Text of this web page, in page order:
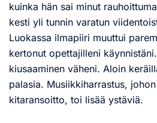
kuinka hän sai minut
kesti yli tunnin varatun
Luokassa ilmapiiri muuttui
kertonut opettajilleni
kiusaaminen väheni. Aloin
palasia. Musiikkiharrastus,
kitaransoitto, toi lisää ystäviä.